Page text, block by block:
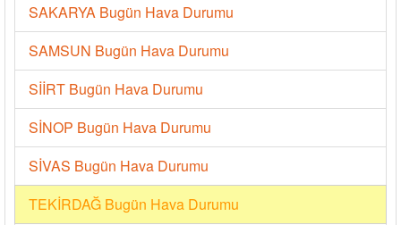
SAKARYA Bugün Hava Durumu
SAMSUN Bugün Hava Durumu
SİİRT Bugün Hava Durumu
SİNOP Bugün Hava Durumu
SİVAS Bugün Hava Durumu
TEKİRDAĞ Bugün Hava Durumu